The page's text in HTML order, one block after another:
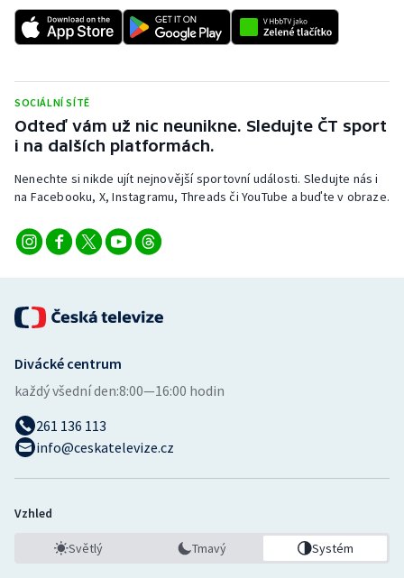
Rychlobruslení
Short track
Sportovní střelba
Stolní tenis
Triatlon
Veslování
Vodní slalom
Volejbal
Ostatní
SOCIÁLNÍ SÍTĚ
Odteď vám už nic neunikne. Sledujte ČT sport
i na dalších platformách.
Nenechte si nikde ujít nejnovější sportovní události. Sledujte nás i
na Facebooku, X, Instagramu, Threads či YouTube a buďte v obraze.
Divácké centrum
každý všední den:8:00—16:00 hodin
261 136 113
info@ceskatelevize.cz
Vzhled
Světlý Tmavý Systém